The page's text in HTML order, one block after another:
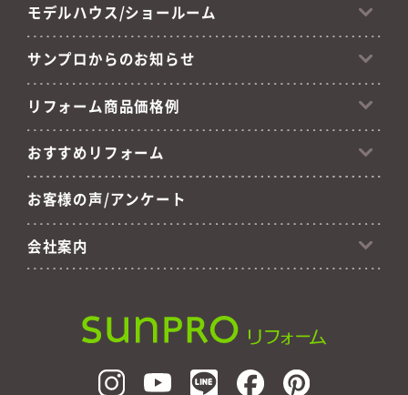
モデルハウス/ショールーム
サンプロからのお知らせ
リフォーム商品価格例
おすすめリフォーム
お客様の声/アンケート
会社案内